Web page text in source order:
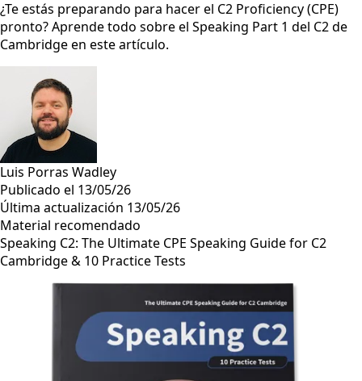
¿Te estás preparando para hacer el C2 Proficiency (CPE)
pronto? Aprende todo sobre el Speaking Part 1 del C2 de
Cambridge en este artículo.
Luis Porras Wadley
Publicado el 13/05/26
Última actualización 13/05/26
Material recomendado
Speaking C2: The Ultimate CPE Speaking Guide for C2
Cambridge & 10 Practice Tests